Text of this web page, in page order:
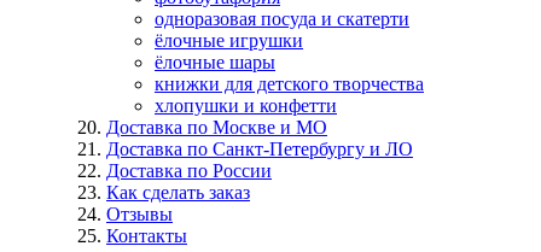
одноразовая посуда и скатерти
ёлочные игрушки
ёлочные шары
книжки для детского творчества
хлопушки и конфетти
Доставка по Москве и МО
Доставка по Санкт-Петербургу и ЛО
Доставка по России
Как сделать заказ
Отзывы
Контакты